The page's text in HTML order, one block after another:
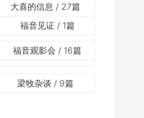
大喜的信息 / 27篇
福音见证 / 1篇
福音观影会 / 16篇
梁牧杂谈 / 9篇